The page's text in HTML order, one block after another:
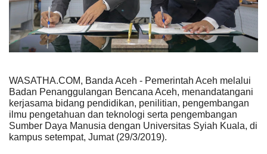
WASATHA.COM, Banda Aceh - Pemerintah Aceh melalui
Badan Penanggulangan Bencana Aceh, menandatangani
kerjasama bidang pendidikan, penilitian, pengembangan
ilmu pengetahuan dan teknologi serta pengembangan
Sumber Daya Manusia dengan Universitas Syiah Kuala, di
kampus setempat, Jumat (29/3/2019).